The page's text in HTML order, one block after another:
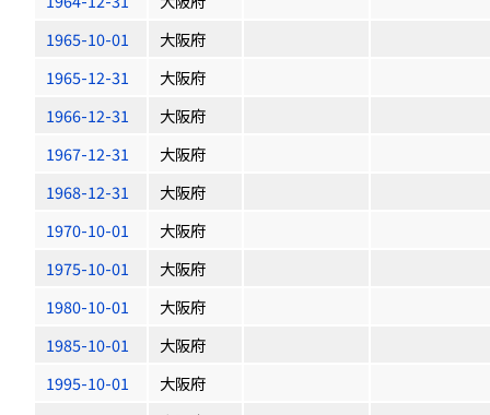
1965-10-01
大阪府
1965-12-31
大阪府
1966-12-31
大阪府
1967-12-31
大阪府
1968-12-31
大阪府
1970-10-01
大阪府
1975-10-01
大阪府
1980-10-01
大阪府
1985-10-01
大阪府
1995-10-01
大阪府